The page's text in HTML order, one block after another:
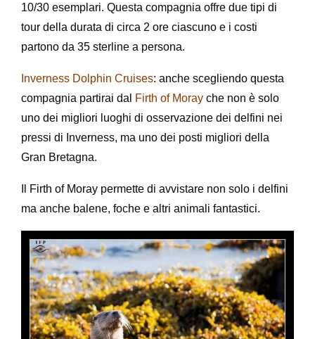
10/30 esemplari. Questa compagnia offre due tipi di
tour della durata di circa 2 ore ciascuno e i costi
partono da 35 sterline a persona.
Inverness Dolphin Cruises: anche scegliendo questa
compagnia partirai dal
Firth of Moray che non è solo
uno dei migliori luoghi di osservazione dei delfini nei
pressi di Inverness, ma uno dei posti migliori della
Gran Bretagna.
Il Firth of Moray permette di avvistare non solo i delfini
ma anche balene, foche e altri animali fantastici.